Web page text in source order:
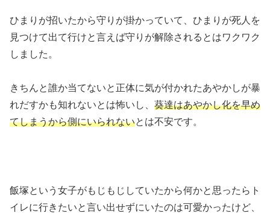
ひまりが招いたから守りが掛かっていて、ひまりが死人を
見つけて出て行けと言えば守りが解除されるとはワクワク
しました。
きちんと誰か当てないと正体に気が付かれたあやかしが暴
れだすかも知れないとは怖いし、 葵達はあやかし化を早め
てしまうから側にいられないとは不安です。
飯塚という女子がもじもじしていたから何かと思ったらト
イレに行きたいと言い出せずにいたのは可愛かったけど、